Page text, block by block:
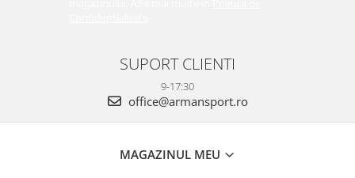
SUPORT CLIENTI
9-17:30
office@armansport.ro
MAGAZINUL MEU